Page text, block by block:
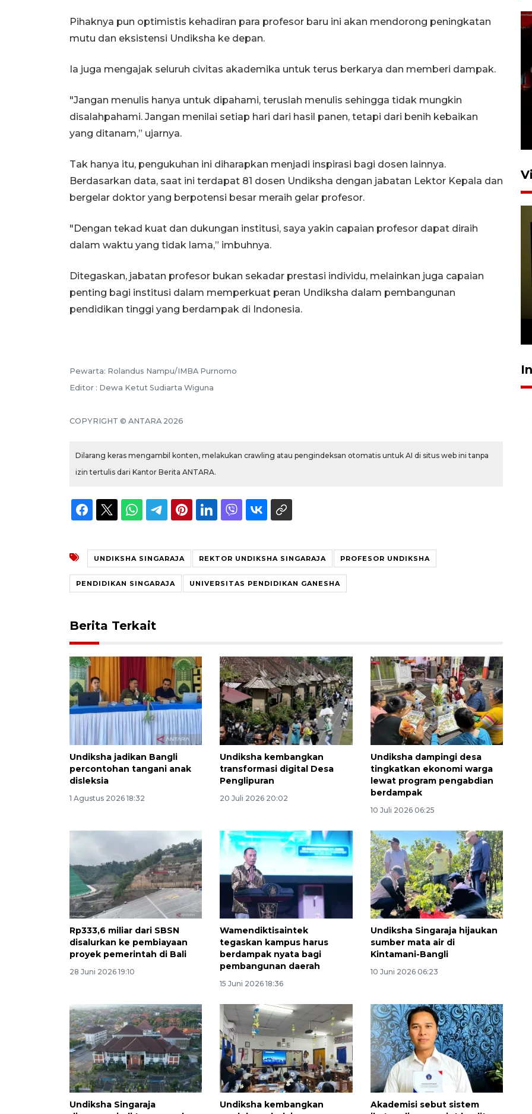
Pihaknya pun optimistis kehadiran para profesor baru ini akan mendorong peningkatan
mutu dan eksistensi Undiksha ke depan.
Ia juga mengajak seluruh civitas akademika untuk terus berkarya dan memberi dampak.
"Jangan menulis hanya untuk dipahami, teruslah menulis sehingga tidak mungkin
disalahpahami. Jangan menilai setiap hari dari hasil panen, tetapi dari benih kebaikan
yang ditanam,” ujarnya.
Tak hanya itu, pengukuhan ini diharapkan menjadi inspirasi bagi dosen lainnya.
Berdasarkan data, saat ini terdapat 81 dosen Undiksha dengan jabatan Lektor Kepala dan
bergelar doktor yang berpotensi besar meraih gelar profesor.
"Dengan tekad kuat dan dukungan institusi, saya yakin capaian profesor dapat diraih
dalam waktu yang tidak lama,” imbuhnya.
Ditegaskan, jabatan profesor bukan sekadar prestasi individu, melainkan juga capaian
penting bagi institusi dalam memperkuat peran Undiksha dalam pembangunan
pendidikan tinggi yang berdampak di Indonesia.
Pewarta: Rolandus Nampu/IMBA Purnomo
Editor : Dewa Ketut Sudiarta Wiguna
COPYRIGHT © ANTARA 2026
Dilarang keras mengambil konten, melakukan crawling atau pengindeksan otomatis untuk AI di situs web ini tanpa
izin tertulis dari Kantor Berita ANTARA.
UNDIKSHA SINGARAJA REKTOR UNDIKSHA SINGARAJA PROFESOR UNDIKSHA
PENDIDIKAN SINGARAJA UNIVERSITAS PENDIDIKAN GANESHA
Berita Terkait
Undiksha jadikan Bangli
percontohan tangani anak
disleksia
1 Agustus 2026 18:32
Undiksha kembangkan
transformasi digital Desa
Penglipuran
20 Juli 2026 20:02
Undiksha dampingi desa
tingkatkan ekonomi warga
lewat program pengabdian
berdampak
10 Juli 2026 06:25
Rp333,6 miliar dari SBSN
disalurkan ke pembiayaan
proyek pemerintah di Bali
28 Juni 2026 19:10
Wamendiktisaintek
tegaskan kampus harus
berdampak nyata bagi
pembangunan daerah
15 Juni 2026 18:36
Undiksha Singaraja hijaukan
sumber mata air di
Kintamani-Bangli
10 Juni 2026 06:23
Undiksha Singaraja
Undiksha kembangkan
Akademisi sebut sistem
ditutup sementara akibat
kebakaran hutan
Persiapan Skuad Garuda
jelang laga lawan Kamboja
Sinyal positif perekonomian
Indonesia
2026-08-05 15:00:00